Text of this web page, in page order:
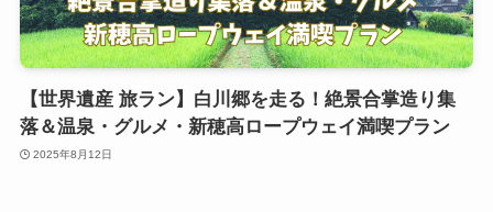
【世界遺産 旅ラン】白川郷を走る！絶景合掌造り集
落＆温泉・グルメ・新穂高ロープウェイ満喫プラン
2025年8月12日